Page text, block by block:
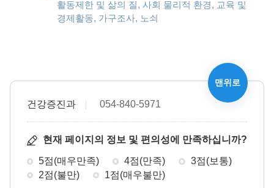
활동제한 및 삶의 질, 사회 물리적 환경, 교육 및
경제활동, 가구조사, 노쇠
건강증진과 054-840-5971
맨위로
현재 페이지의 정보 및 편의성에 만족하십니까?
5점(매우만족) 4점(만족)
3점(보통)
2점(불만)
1점(매우불만)